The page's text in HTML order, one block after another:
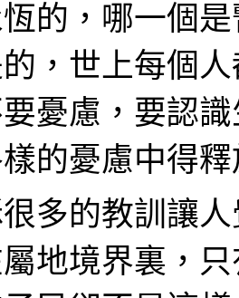
的，哪一個
，世上每個
憂慮，要認
的憂慮中得
多的教訓讓
地境界裏，